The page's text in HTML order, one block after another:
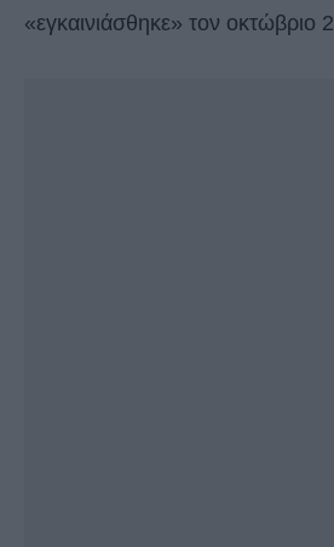
«εγκαινιάσθηκε» τον οκτώβριο